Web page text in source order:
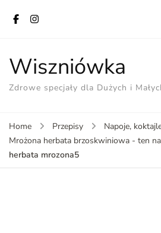
Wiszniówka
Zdrowe specjały dla Dużych i
Home Przepisy
Napoje,
Mrożona herbata brzoskwiniowa - ten
herbata mrozona5